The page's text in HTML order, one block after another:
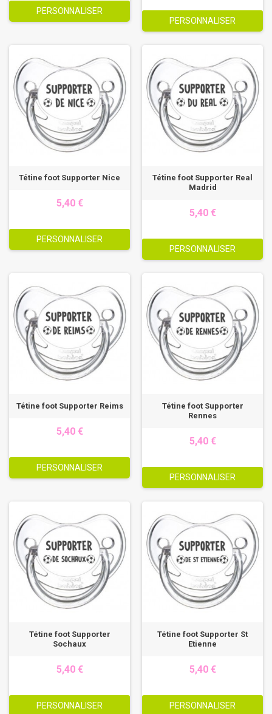
PERSONNALISER
PERSONNALISER
Tétine foot Supporter Nice
5,40 €
PERSONNALISER
Tétine foot Supporter Real
Madrid
5,40 €
PERSONNALISER
Tétine foot Supporter Reims
5,40 €
PERSONNALISER
Tétine foot Supporter
Rennes
5,40 €
PERSONNALISER
Tétine foot Supporter
Sochaux
5,40 €
PERSONNALISER
Tétine foot Supporter St
Etienne
5,40 €
PERSONNALISER